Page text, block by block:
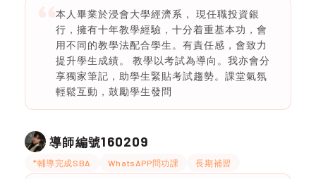
本人畢業於浸會大學經濟系， 現任職投資銀
行，擁有十年教學經驗，十分着重基本功，會
用不同的教學法配合學生。有責任感，會致力
提升學生成績。 教學以考試為導向。我亦會分
享獨家筆記，助學生緊貼考試趨勢。課堂氣氛
輕鬆互動，鼓勵學生發問
導師編號160209
*輔導完成SBA WhatsAPP問功課 長期補習